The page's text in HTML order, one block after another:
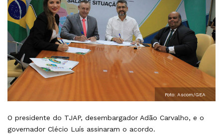
Foto: Ascom/GEA
O presidente do TJAP, desembargador Adão Carvalho, e o
governador Clécio Luís assinaram o acordo.